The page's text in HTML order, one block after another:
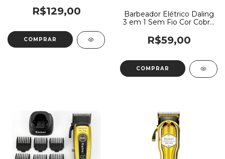
R$129,00
Barbeador Elétrico Daling
3 em 1 Sem Fio Cor Cobre
R$59,00